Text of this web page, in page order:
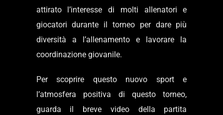
attirato l’interesse di molti allenatori e
giocatori durante il torneo per dare più
diversità a l’allenamento e lavorare la
coordinazione giovanile.
Per scoprire questo nuovo sport e
l’atmosfera positiva di questo torneo,
guarda il breve video della partita